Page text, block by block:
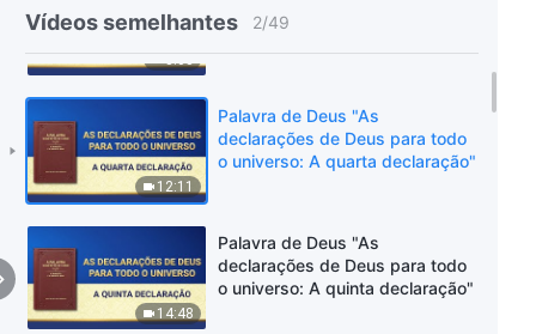
Vídeos semelhantes 2/49
8:03
Deus para todo o universo:
Capítulo 1"
12:11
Palavra de Deus "As
declarações de Deus para todo
o universo: A quarta declaração"
14:48
Palavra de Deus "As
declarações de Deus para todo
o universo: A quinta declaração"